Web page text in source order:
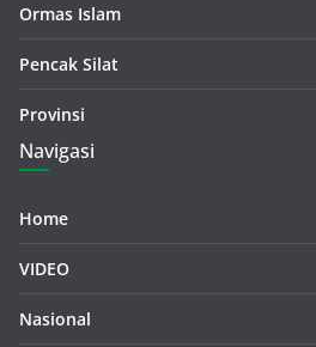
Ormas Islam
Pencak Silat
Provinsi
Navigasi
Home
VIDEO
Nasional